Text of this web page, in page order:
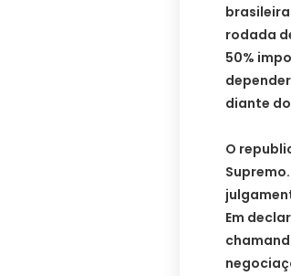
rodada
50%
diante
O
Em